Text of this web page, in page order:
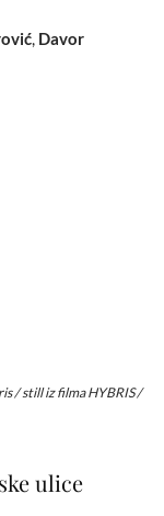
, Davor
/ still iz filma HYBRIS /
ulice